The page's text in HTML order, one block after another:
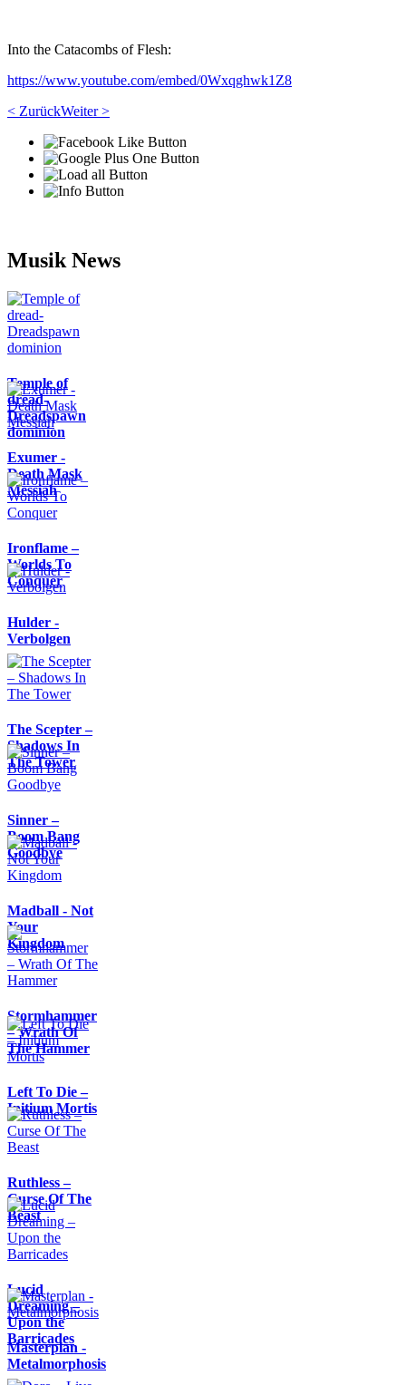
Into the Catacombs of Flesh:
https://www.youtube.com/embed/0Wxqghwk1Z8
< ZurückWeiter >
Musik News
Temple of
dread-
Dreadspawn
dominion
Exumer -
Death Mask
Messiah
Ironflame –
Worlds To
Conquer
Hulder -
Verbolgen
The Scepter –
Shadows In
The Tower
Sinner –
Boom Bang
Goodbye
Madball - Not
Your
Kingdom
Stormhammer
– Wrath Of
The Hammer
Left To Die –
Initium Mortis
Ruthless –
Curse Of The
Beast
Lucid
Dreaming –
Upon the
Barricades
Masterplan -
Metalmorphosis